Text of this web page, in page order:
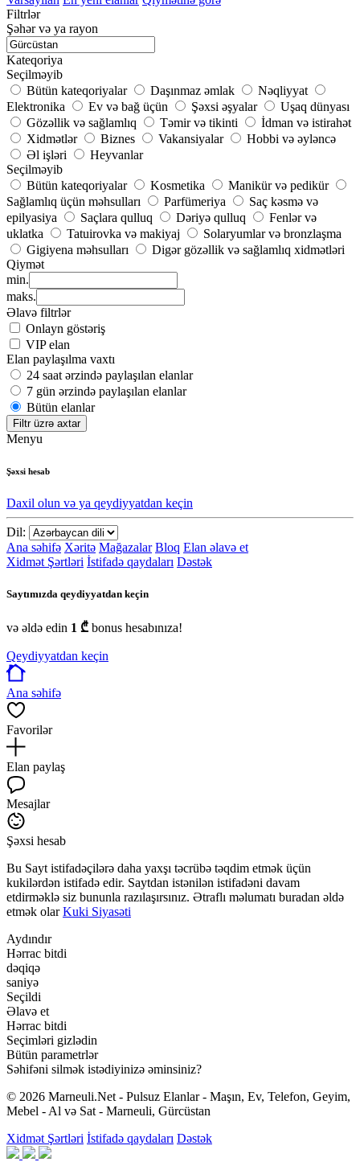
Filtrlər
Şəhər və ya rayon
Kateqoriya
Seçilməyib
Bütün kateqoriyalar
Daşınmaz əmlak
Nəqliyyat
Elektronika
Ev və bağ üçün Şəxsi əşyalar
Uşaq dünyası
Gözəllik və sağlamlıq
Təmir və tikinti
İdman və istirahət
Xidmətlər
Biznes Vakansiyalar
Hobbi və əyləncə
Əl işləri
Heyvanlar
Seçilməyib
Bütün kateqoriyalar
Kosmetika
Manikür və pedikür
Sağlamlıq üçün məhsulları
Parfümeriya
Saç kəsmə və
epilyasiya
Saçlara qulluq Dəriyə qulluq
Fenlər və
uklatka
Tatuirovka və makiyaj
Solaryumlar və bronzlaşma
Gigiyena məhsulları
Digər gözəllik və sağlamlıq xidmətləri
Qiymət
min.
maks.
Əlavə filtrlər
Onlayn göstəriş
VIP elan
Elan paylaşılma vaxtı
24 saat ərzində paylaşılan elanlar
7 gün ərzində paylaşılan elanlar
Bütün elanlar
Filtr üzrə axtar
Menyu
Şəxsi hesab
Daxil olun və ya qeydiyyatdan keçin
Dil:
Ana səhifə Xəritə Mağazalar Bloq Elan əlavə et
Xidmət Şərtləri İstifadə qaydaları Dəstək
Saytımızda qeydiyyatdan keçin
və əldə edin 1 ₾ bonus hesabınıza!
Qeydiyyatdan keçin
Ana səhifə
Favorilər
Elan paylaş
Mesajlar
Şəxsi hesab
Bu Sayt istifadəçilərə daha yaxşı təcrübə təqdim etmək üçün
kukilərdən istifadə edir. Saytdan istənilən istifadəni davam
etdirməklə siz bununla razılaşırsınız. Ətraflı məlumatı buradan əldə
etmək olarKuki Siyasəti
Aydındır
Hərrac bitdi
dəqiqə
saniyə
Seçildi
Əlavə et
Hərrac bitdi
Seçimləri gizlədin
Bütün parametrlər
Səhifəni silmək istədiyinizə əminsiniz?
© 2026 Marneuli.Net - Pulsuz Elanlar - Maşın, Ev, Telefon, Geyim,
Mebel - Al və Sat - Marneuli, Gürcüstan
Xidmət Şərtləri İstifadə qaydaları Dəstək